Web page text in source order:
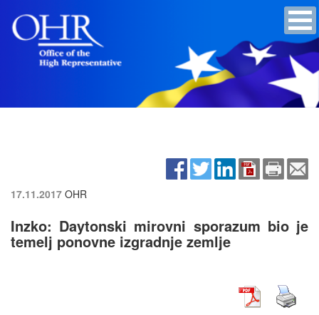
17.11.2017 OHR
Inzko: Daytonski mirovni sporazum bio je
temelj ponovne izgradnje zemlje